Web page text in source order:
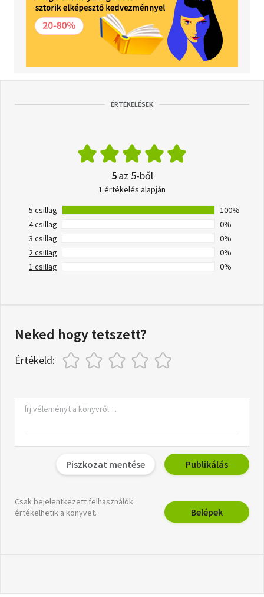
ÉRTÉKELÉSEK
5az 5-ből
1 értékelés alapján
5 csillag
100%
4 csillag
0%
3 csillag
0%
2 csillag
0%
1 csillag
0%
Neked hogy tetszett?
Értékeld:
Piszkozat mentése Publikálás
Csak bejelentkezett felhasználók
értékelhetik a könyvet.
Belépek